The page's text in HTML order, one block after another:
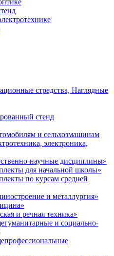
стредства, Наглядные
стенд
и сельхозмашинам
электроника,
научные дисциплины»
для начальной школы»
по курсам средней
и металлургия»
и речная техника»
и социально-